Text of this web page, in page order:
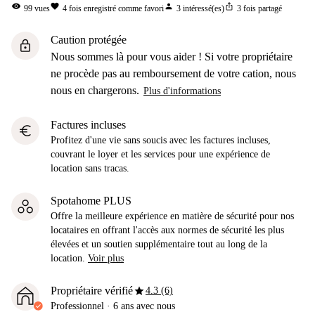
visibility 99 vuesfavorite 4 fois enregistré comme favoriperson 3 intéressé(es)ios_share 3 fois partagé
lock
Caution protégée
Nous sommes là pour vous aider ! Si votre propriétaire
ne procède pas au remboursement de votre cation, nous
nous en chargerons. Plus d'informations
euro Factures incluses
Profitez d'une vie sans soucis avec les factures incluses,
couvrant le loyer et les services pour une expérience de
location sans tracas.
Spotahome PLUS
Offre la meilleure expérience en matière de sécurité pour nos
locataires en offrant l'accès aux normes de sécurité les plus
élevées et un soutien supplémentaire tout au long de la
location. Voir plus
Propriétaire vérifiéstar4.3 (6)
Professionnel · 6 ans avec nous